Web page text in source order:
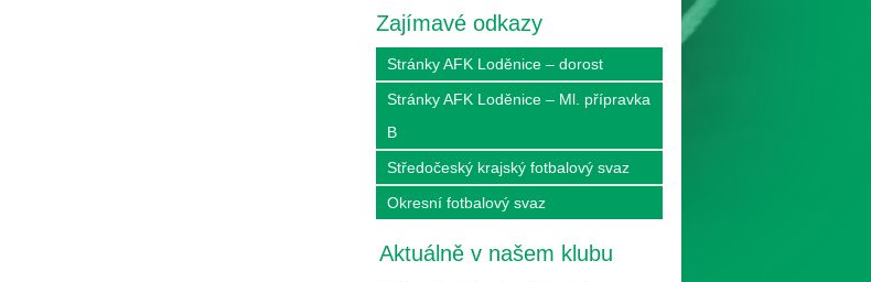
Zajímavé odkazy
Stránky AFK Loděnice – dorost
Stránky AFK Loděnice – Ml. přípravka
B
Středočeský krajský fotbalový svaz
Okresní fotbalový svaz
Aktuálně v našem klubu